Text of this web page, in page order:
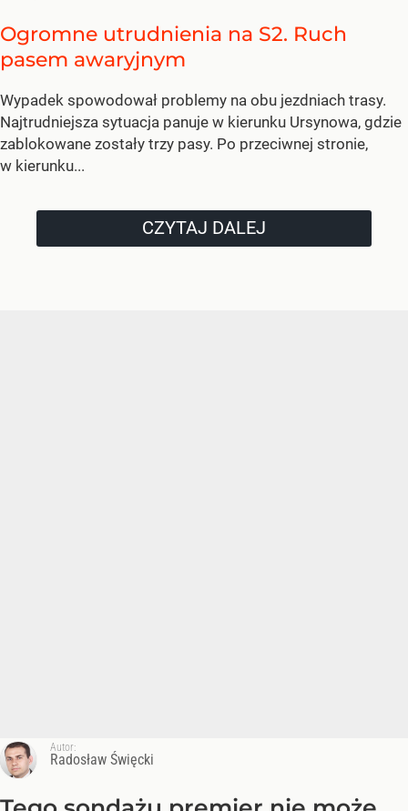
Ogromne utrudnienia na S2. Ruch
pasem awaryjnym
Wypadek spowodował problemy na obu jezdniach trasy.
Najtrudniejsza sytuacja panuje w kierunku Ursynowa, gdzie
zablokowane zostały trzy pasy. Po przeciwnej stronie,
w kierunku...
CZYTAJ DALEJ
Autor:
Radosław Święcki